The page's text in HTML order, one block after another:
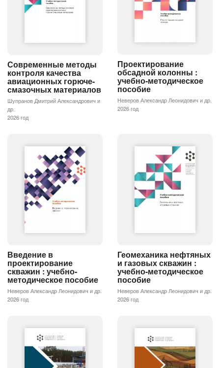
Современные методы
контроля качества
авиационных горюче-
смазочных материалов
Шупранов Дмитрий Александрович и
др.
2026 год
Проектирование
обсадной колонны :
учебно-методическое
пособие
Неверов Александр Леонидович и др.
2026 год
Введение в
проектирование
скважин : учебно-
методическое пособие
Неверов Александр Леонидович и др.
2026 год
Геомеханика нефтяных
и газовых скважин :
учебно-методическое
пособие
Неверов Александр Леонидович и др.
2026 год